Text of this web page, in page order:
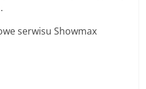
.
serwisu Showmax